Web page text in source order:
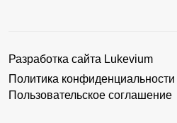
Разработка сайта Lukevium
Политика конфиденциальности
Пользовательское соглашение